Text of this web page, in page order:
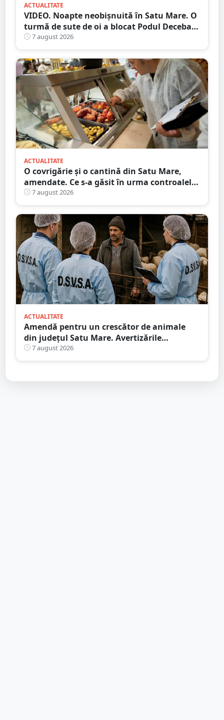
ACTUALITATE
VIDEO. Noapte neobișnuită în Satu Mare. O
turmă de sute de oi a blocat Podul Decebal.
Gest de apreciat al ciobanului
7 august 2026
ACTUALITATE
O covrigărie și o cantină din Satu Mare,
amendate. Ce s-a găsit în urma controalelor
DSVSA
7 august 2026
ACTUALITATE
Amendă pentru un crescător de animale
din județul Satu Mare. Avertizările
transmise de DSVSA
7 august 2026